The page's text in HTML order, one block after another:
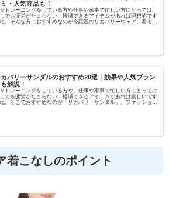
・人気商品も！
トレーニングをしている方や仕事や家事で忙しい方にとっては、
でも疲労がたまらない、軽減できるアイテムがあれば理想的です
。そんな方におすすめなのが今話題のリカバリーウェア。着るこ
カバリーサンダルのおすすめ20選｜効果や人気ブラン
も解説！
トレーニングをしている方や、仕事や家事で忙しい方にとっては
でも疲労がたまらない、軽減できるアイテムがあれば嬉しいです
。そこでおすすめなのが「リカバリーサンダル」。ファッション
着こなしのポイント